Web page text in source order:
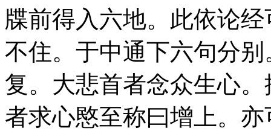
牒前得入六地。此依论
不住。于中通下六句分
复。大悲首者念众生心
者求心愍至称曰增上。